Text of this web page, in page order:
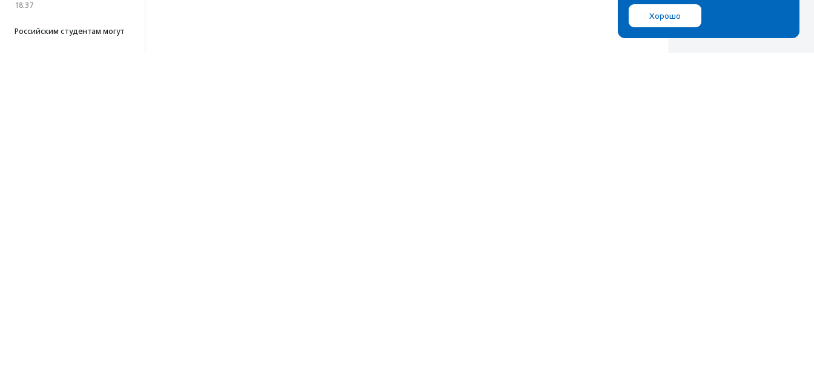
18:37
Российским студентам могут
Хорошо